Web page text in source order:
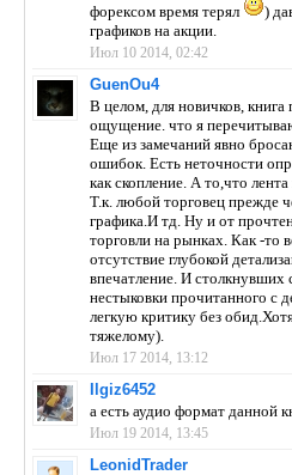
форексом время терял
)
графиков на акции.
Июл 10 2014, 02:42
GuenOu4
В целом, для новичков,
ощущение. что я
Еще из замечаний явно
ошибок. Есть неточности
как скопление. А то,что
Т.к. любой торговец прежде
графика.И тд. Ну и от
торговли на рынках. Как -то
отсутствие глубокой
впечатление. И столкнувших
нестыковки прочитанного с
легкую критику без
тяжелому).
Июл 17 2014, 13:12
Ilgiz6452
а есть аудио формат данной
Июл 19 2014, 13:45
LeonidTrader